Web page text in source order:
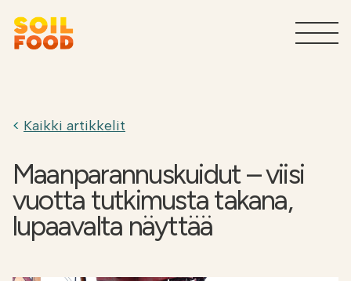
Sivuvirtojen käsittelypalvelut
teollisuudelle
Tuotteet teollisuudelle
Kaikki artikkelit
Maanparannuskuidut – viisi
vuotta tutkimusta takana,
lupaavalta näyttää